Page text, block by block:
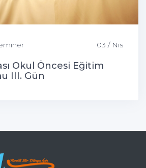
03 / Nis
Okul Öncesi Eğitim
III. Gün